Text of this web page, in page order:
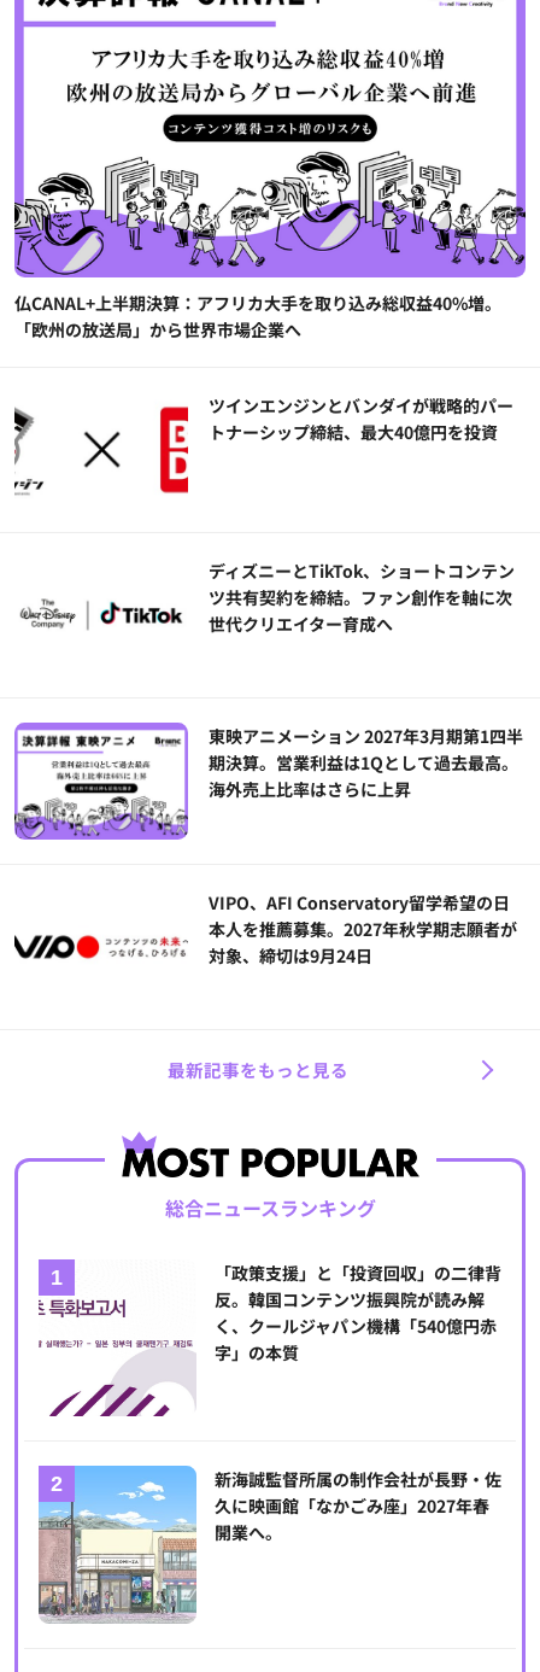
仏CANAL+上半期決算：アフリカ大手を取り込み総収益40%増。
「欧州の放送局」から世界市場企業へ
ツインエンジンとバンダイが戦略的パー
トナーシップ締結、最大40億円を投資
ディズニーとTikTok、ショートコンテン
ツ共有契約を締結。ファン創作を軸に次
世代クリエイター育成へ
東映アニメーション 2027年3月期第1四半
期決算。営業利益は1Qとして過去最高。
海外売上比率はさらに上昇
VIPO、AFI Conservatory留学希望の日
本人を推薦募集。2027年秋学期志願者が
対象、締切は9月24日
最新記事をもっと見る
総合ニュースランキング
「政策支援」と「投資回収」の二律背
反。韓国コンテンツ振興院が読み解
く、クールジャパン機構「540億円赤
字」の本質
新海誠監督所属の制作会社が長野・佐
久に映画館「なかごみ座」2027年春
開業へ。